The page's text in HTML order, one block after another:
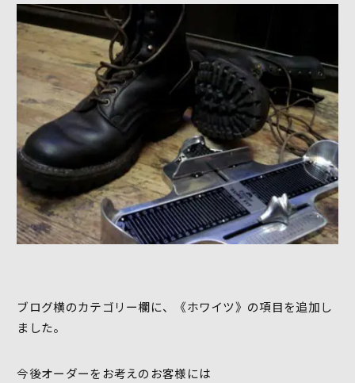
ブログ横のカテゴリー欄に、《ホワイツ》の項目を追加し
ました。
今後オーダーをお考えのお客様には